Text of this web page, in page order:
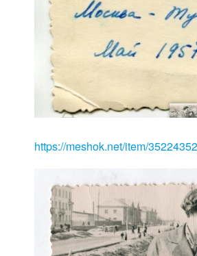
https://meshok.net/item/